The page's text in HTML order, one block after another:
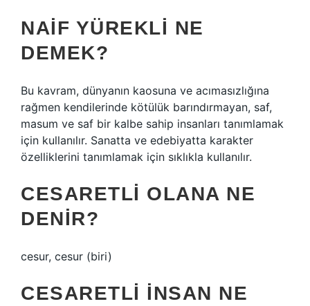
NAIF YÜREKLI NE
DEMEK?
Bu kavram, dünyanın kaosuna ve acımasızlığına
rağmen kendilerinde kötülük barındırmayan, saf,
masum ve saf bir kalbe sahip insanları tanımlamak
için kullanılır. Sanatta ve edebiyatta karakter
özelliklerini tanımlamak için sıklıkla kullanılır.
CESARETLI OLANA NE
DENIR?
cesur, cesur (biri)
CESARETLI INSAN NE